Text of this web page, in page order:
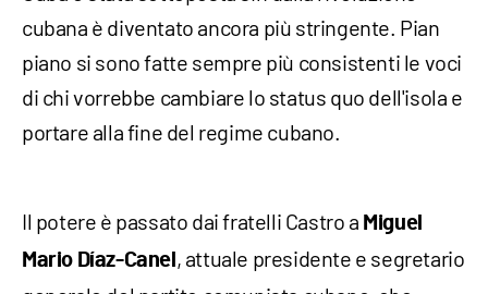
cubana è diventato ancora più stringente. Pian
piano si sono fatte sempre più consistenti le voci
di chi vorrebbe cambiare lo status quo dell'isola e
portare alla fine del regime cubano.
Il potere è passato dai fratelli Castro a Miguel
Mario Díaz-Canel , attuale presidente e segretario